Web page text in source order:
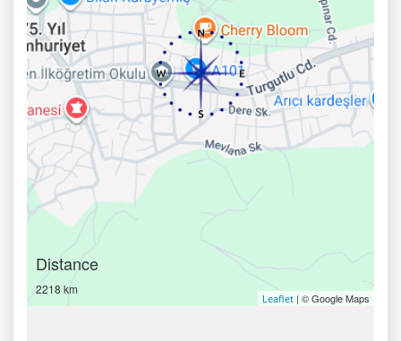
Distance
2218 km
Leaflet | © Google Maps